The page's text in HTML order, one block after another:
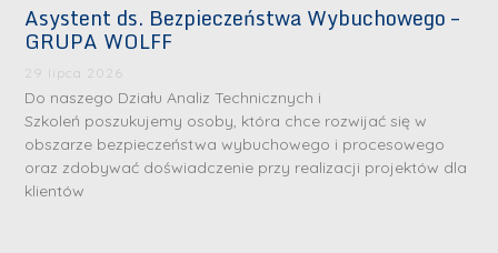
Asystent ds. Bezpieczeństwa Wybuchowego –
GRUPA WOLFF
29 lipca 2026
Do naszego Działu Analiz Technicznych i
Szkoleń poszukujemy osoby, która chce rozwijać się w
obszarze bezpieczeństwa wybuchowego i procesowego
oraz zdobywać doświadczenie przy realizacji projektów dla
klientów